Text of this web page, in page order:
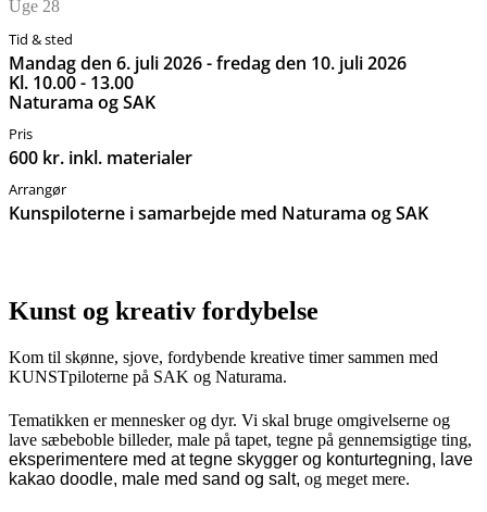
Uge 28
Tid & sted
mandag den 6. juli 2026 - fredag den 10. juli 2026
kl. 10.00 - 13.00
Naturama og SAK
Pris
600 kr. inkl. materialer
Arrangør
Kunspiloterne i samarbejde med Naturama og SAK
Kunst og kreativ fordybelse
Kom til skønne, sjove, fordybende kreative timer sammen med
KUNSTpiloterne på SAK og Naturama.
Tematikken er mennesker og dyr. Vi skal bruge omgivelserne og
lave sæbeboble billeder, male på tapet, tegne på gennemsigtige ting,
eksperimentere med at tegne skygger og konturtegning, lave
kakao doodle, male med sand og salt, og meget mere.